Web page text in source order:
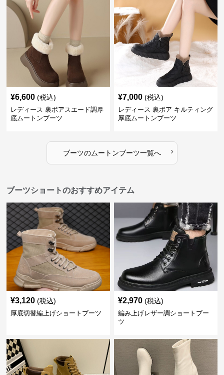
¥6,600 (税込)
レディース 裏ボアスエード調厚
底ムートンブーツ
¥7,000 (税込)
レディース 裏ボア キルティング
厚底ムートンブーツ
ブーツのムートンブーツ一覧へ ›
ブーツショートのおすすめアイテム
¥3,120 (税込)
厚底切替編上げショートブーツ
¥2,970 (税込)
編み上げレザー調ショートブー
ツ